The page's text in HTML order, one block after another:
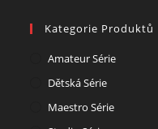
Kategorie Produktů
Amateur Série
Dětská Série
Maestro Série